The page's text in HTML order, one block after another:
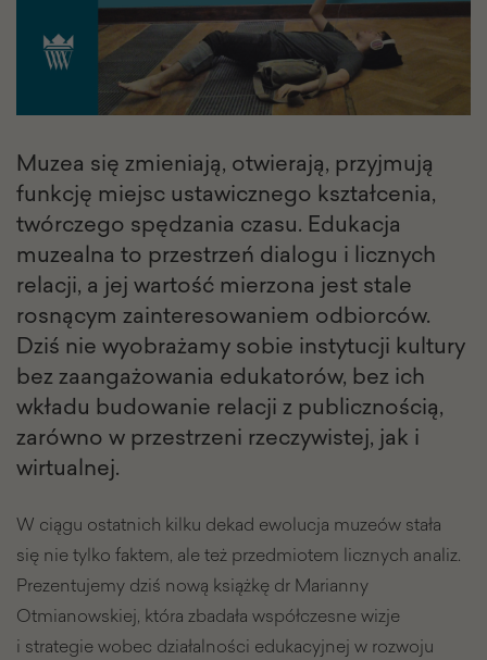
Muzea się zmieniają, otwierają, przyjmują
funkcję miejsc ustawicznego kształcenia,
twórczego spędzania czasu. Edukacja
muzealna to przestrzeń dialogu i licznych
relacji, a jej wartość mierzona jest stale
rosnącym zainteresowaniem odbiorców.
Dziś nie wyobrażamy sobie instytucji kultury
bez zaangażowania edukatorów, bez ich
wkładu budowanie relacji z publicznością,
zarówno w przestrzeni rzeczywistej, jak i
wirtualnej.
W ciągu ostatnich kilku dekad ewolucja muzeów stała
się nie tylko faktem, ale też przedmiotem licznych analiz.
Prezentujemy dziś nową książkę dr Marianny
Otmianowskiej, która zbadała współczesne wizje
i strategie wobec działalności edukacyjnej w rozwoju